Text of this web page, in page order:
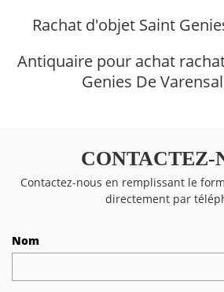
Rachat d'objet Saint
Antiquaire pour achat
Genies De
CONTACTEZ-
Contactez-nous en remplissant le
directement par
Nom